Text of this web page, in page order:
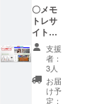
の提
供。 ＊
Tシャツ
はホワ
イト・
ブラッ
クの2
色、サ
イズは
〇メモ
トレサ
イトの
情報・
広告・
求人に
関する
掲載権
を5年間
支援
者：
3人
お届
け予
定：